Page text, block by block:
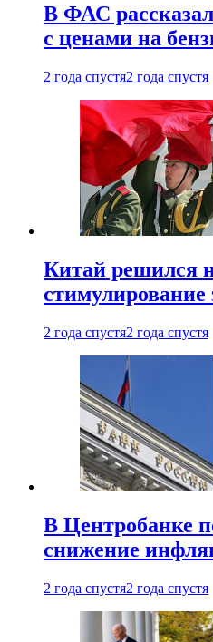
В ФАС
с ценами на
2 года спустя2 года спустя
Китай решился
2 года спустя2 года спустя
В Центробанке
снижение
2 года спустя2 года спустя